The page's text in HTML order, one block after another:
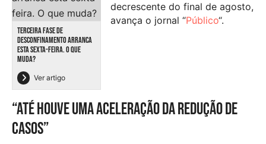
TERCEIRA FASE DE
DESCONFINAMENTO ARRANCA
ESTA SEXTA-FEIRA. O QUE
MUDA?
Ver artigo
decrescente do final de agosto,
avança o jornal “Público“.
“Até houve uma aceleração da redução de
casos”